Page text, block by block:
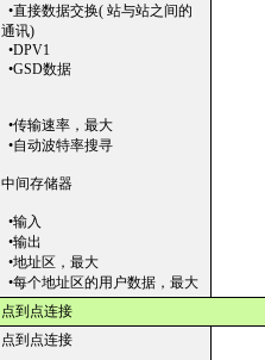
•直接数据交换( 站与站之间的
通讯)
•DPV1
•GSD数据
•传输速率，最大
•自动波特率搜寻
中间存储器
•输入
•输出
•地址区，最大
•每个地址区的用户数据，最大
点到点连接
点到点连接